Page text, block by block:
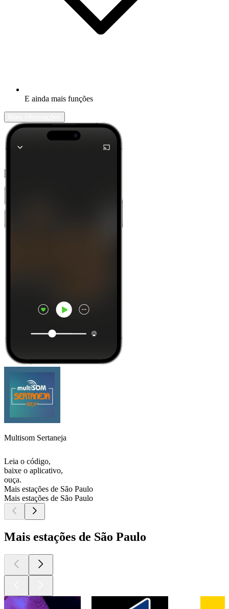
E ainda mais funções
Multisom Sertaneja
Leia o código,
baixe o aplicativo,
ouça.
Mais estações de São Paulo
Mais estações de São Paulo
Mais estações de São Paulo